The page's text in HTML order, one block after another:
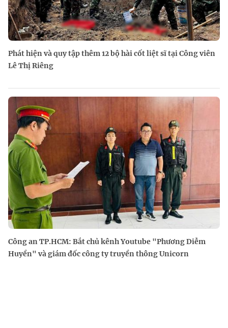
Phát hiện và quy tập thêm 12 bộ hài cốt liệt sĩ tại Công viên
Lê Thị Riêng
Công an TP.HCM: Bắt chủ kênh Youtube "Phương Diễm
Huyền" và giám đốc công ty truyền thông Unicorn